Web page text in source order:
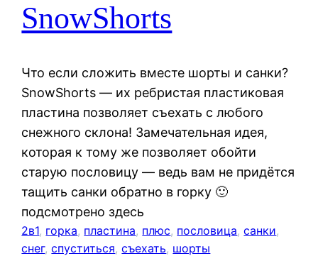
SnowShorts
Что если сложить вместе шорты и санки?
SnowShorts — их ребристая пластиковая
пластина позволяет съехать с любого
снежного склона! Замечательная идея,
которая к тому же позволяет обойти
старую пословицу — ведь вам не придётся
тащить санки обратно в горку 🙂
подсмотрено здесь
2в1, горка, пластина, плюс, пословица, санки
снег, спуститься, съехать, шорты